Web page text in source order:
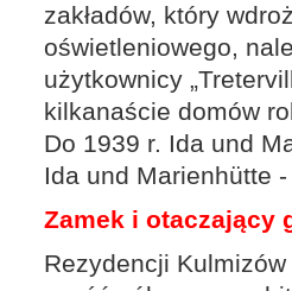
zakładów, który
oświetleniowego,
użytkownicy
kilkanaście domów
Do 1939 r. Ida und
Ida und Marienhütte
Zamek i otaczający
Rezydencji